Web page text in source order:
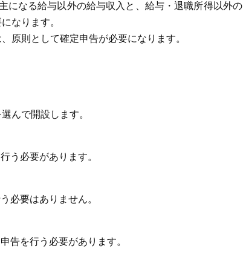
になる給与以外の給与収入と、給与・退職所得以外の
なります。
原則として確定申告が必要になります。
んで開設します。
う必要があります。
必要はありません。
告を行う必要があります。